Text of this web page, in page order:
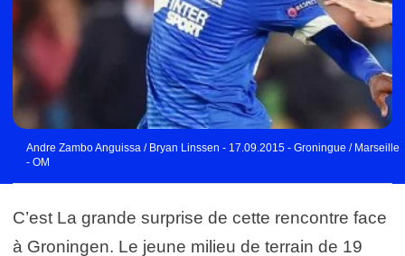
Andre Zambo Anguissa / Bryan Linssen - 17.09.2015 - Groningue / Marseille
- OM
C’est La grande surprise de cette rencontre face
à Groningen. Le jeune milieu de terrain de 19